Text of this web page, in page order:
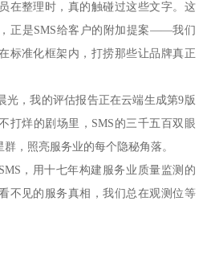
在整理时，真的触碰过这些文字。这
正是SMS给客户的附加提案——我们
标准化框架内，打捞那些让品牌真正
光，我的评估报告正在云端生成第9版
打烊的剧场里， SMS 的三千五百双眼
，照亮服务业的每个隐秘角落。
SMS ，用十七年构建服务业质量监测的
不见的服务真相，我们总在观测位等